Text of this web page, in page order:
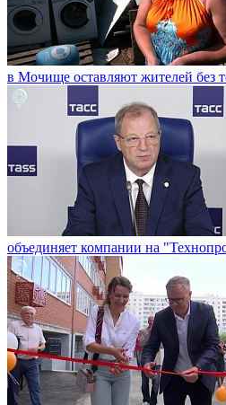
в Мочище оставляют жителей без
объединяет компании на